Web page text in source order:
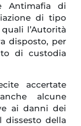
Antimafia di
di tipo
l’Autorità
disposto, per
di custodia
accertate
alcune
ai danni dei
dissesto della